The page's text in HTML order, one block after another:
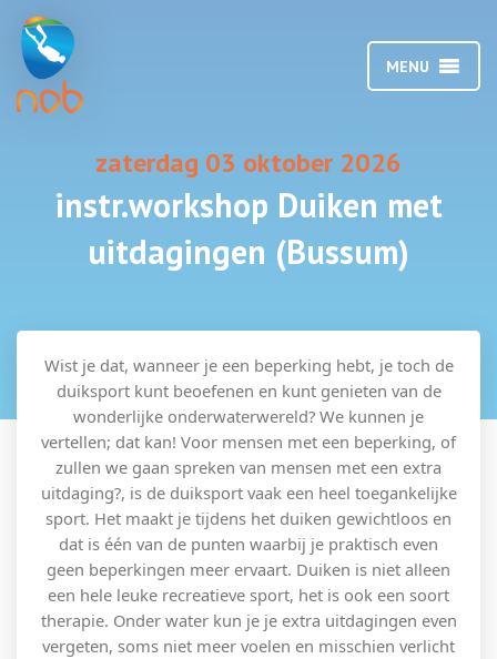
MENU
zaterdag 03 oktober 2026
instr.workshop Duiken met
uitdagingen (Bussum)
Wist je dat, wanneer je een beperking hebt, je toch de
duiksport kunt beoefenen en kunt genieten van de
wonderlijke onderwaterwereld? We kunnen je
vertellen; dat kan! Voor mensen met een beperking, of
zullen we gaan spreken van mensen met een extra
uitdaging?, is de duiksport vaak een heel toegankelijke
sport. Het maakt je tijdens het duiken gewichtloos en
dat is één van de punten waarbij je praktisch even
geen beperkingen meer ervaart. Duiken is niet alleen
een hele leuke recreatieve sport, het is ook een soort
therapie. Onder water kun je je extra uitdagingen even
vergeten, soms niet meer voelen en misschien verlicht